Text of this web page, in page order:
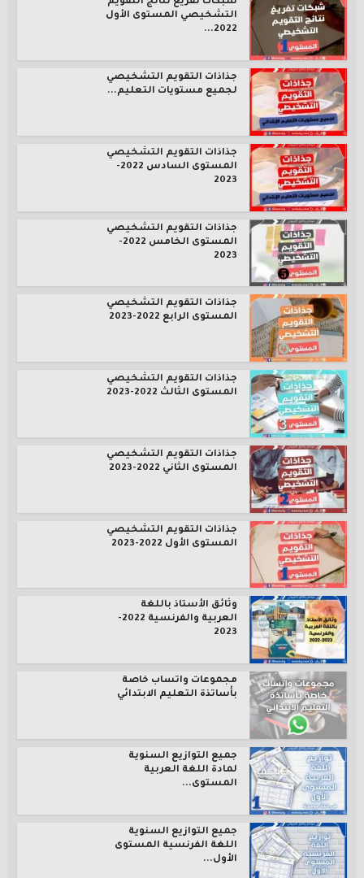
شبكات تفريغ نتائج التقويم
التشخيصي المستوى الأول
2022...
جذاذات التقويم التشخيصي
لجميع مستويات التعليم...
جذاذات التقويم التشخيصي
المستوى السادس 2022-
2023
جذاذات التقويم التشخيصي
المستوى الخامس 2022-
2023
جذاذات التقويم التشخيصي
المستوى الرابع 2022-2023
جذاذات التقويم التشخيصي
المستوى الثالث 2022-2023
جذاذات التقويم التشخيصي
المستوى الثاني 2022-2023
جذاذات التقويم التشخيصي
المستوى الأول 2022-2023
وثائق الأستاذ باللغة
العربية والفرنسية 2022-
2023
مجموعات واتساب خاصة
بأساتذة التعليم الابتدائي
جميع التوازيع السنوية
لمادة اللغة العربية
المستوى...
جميع التوازيع السنوية
اللغة الفرنسية المستوى
الأول...